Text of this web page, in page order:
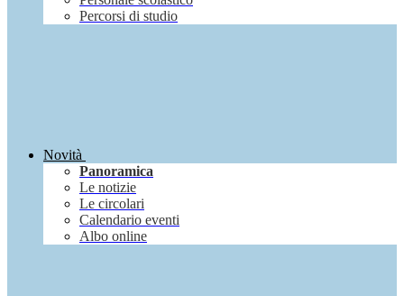
Percorsi di studio
Novità
Panoramica
Le notizie
Le circolari
Calendario eventi
Albo online